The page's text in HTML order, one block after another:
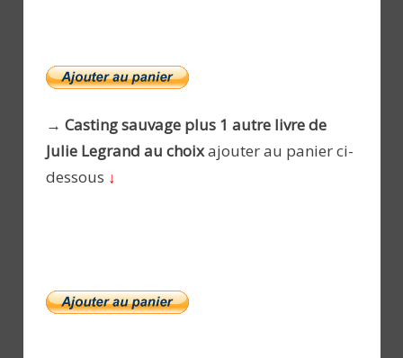
→ Casting sauvage plus 1 autre livre de
Julie Legrand au choixajouter au panier ci-
dessous ↓